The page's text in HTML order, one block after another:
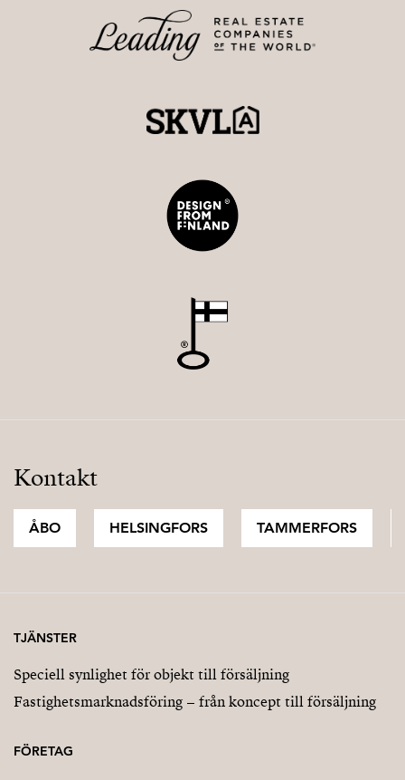
Kontakt
ÅBO HELSINGFORS TAMMERFORS
TJÄNSTER
Speciell synlighet för objekt till försäljning
Fastighetsmarknadsföring – från koncept till försäljning
FÖRETAG